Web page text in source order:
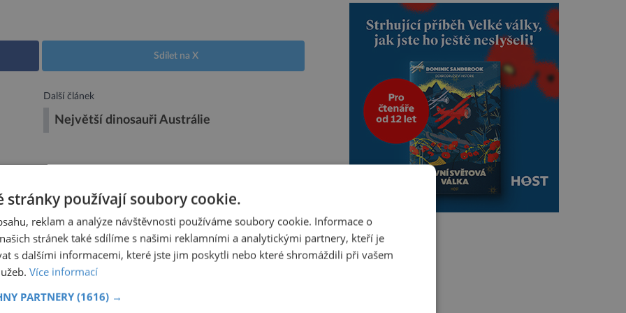
Sdílet na X
Další článek
Největší dinosauři Austrálie
ČLÁNKY
modifikovaní bíglové mohou
pro alergiky
ZAJÍMAVOSTI
milovníky psů, alespoň jeden se vyskytuje ve 42 %
stránky používají soubory cookie.
reklam a analýze návštěvnosti používáme soubory cookie. Informace o
stránek také sdílíme s našimi reklamními a analytickými partnery, kteří je
s dalšími informacemi, které jste jim poskytli nebo které shromáždili při vašem
Více informací
PARTNERY (1616) →